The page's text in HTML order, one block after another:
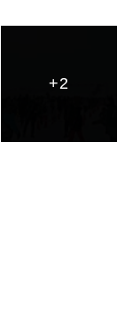
+2
+2
+2